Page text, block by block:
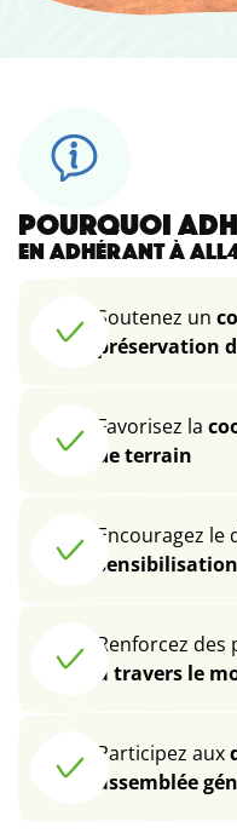
POURQUOI
EN ADHÉRANT À
Soutenez un
préservation
Favorisez la
de terrain
Encouragez le
Renforcez
à travers le
Participez aux
assemblée